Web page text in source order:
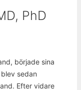
PhD
började sina
sedan
Efter vidare